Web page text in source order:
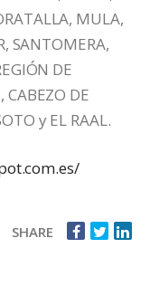
MULA,
SANTOMERA,
DE
CABEZO DE
y EL RAAL.
SHARE